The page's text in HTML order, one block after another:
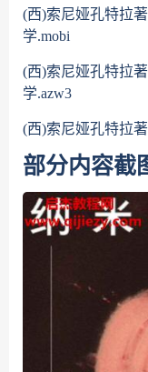
(西)索尼娅孔特拉
学.mobi
(西)索尼娅孔特拉
学.azw3
(西)索尼娅孔特拉
部分内容截